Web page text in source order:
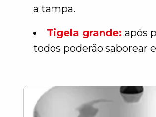
a tampa.
Tigela grande: após
todos poderão saborear